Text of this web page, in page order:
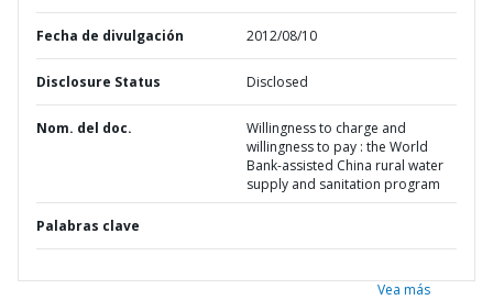
Fecha de divulgación 2012/08/10
Disclosure Status Disclosed
Nom. del doc.
Willingness to charge and
willingness to pay : the World
Bank-assisted China rural water
supply and sanitation program
Palabras clave
Vea más